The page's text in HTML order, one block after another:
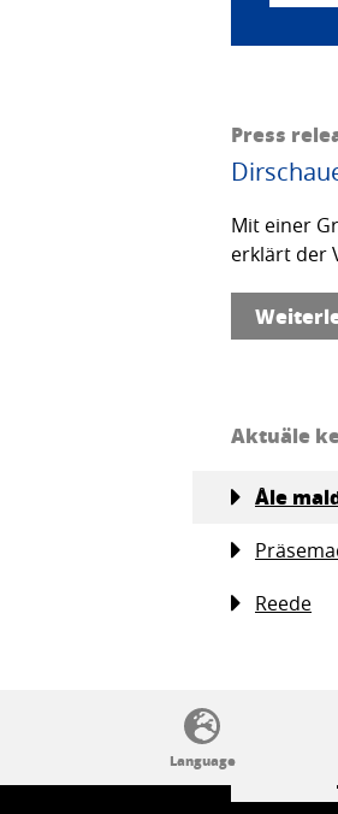
Press
Mit einer
erklärt der
Aktuäle
Åle
Reede